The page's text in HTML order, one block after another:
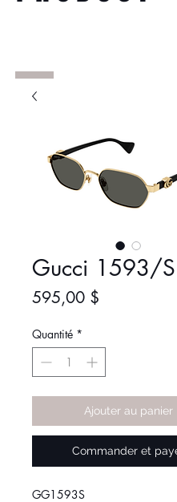
Gucci 1593/S
595,00 $
Quantité *
Ajouter au panier
Commander et
GG1593S